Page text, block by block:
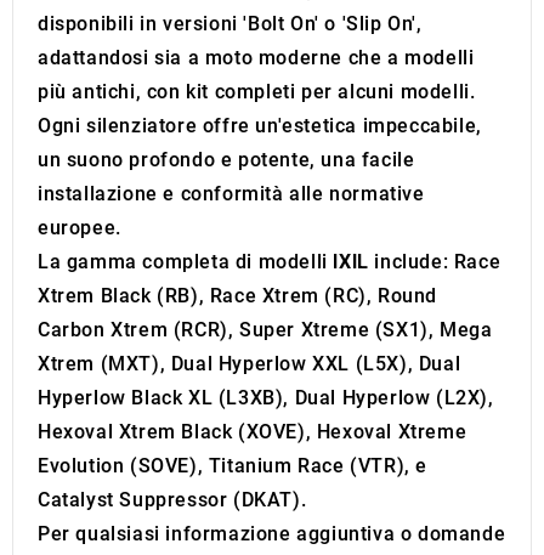
disponibili in versioni 'Bolt On' o 'Slip On',
adattandosi sia a moto moderne che a modelli
più antichi, con kit completi per alcuni modelli.
Ogni silenziatore offre un'estetica impeccabile,
un suono profondo e potente, una facile
installazione e conformità alle normative
europee.
La gamma completa di modelli IXIL include: Race
Xtrem Black (RB), Race Xtrem (RC), Round
Carbon Xtrem (RCR), Super Xtreme (SX1), Mega
Xtrem (MXT), Dual Hyperlow XXL (L5X), Dual
Hyperlow Black XL (L3XB), Dual Hyperlow (L2X),
Hexoval Xtrem Black (XOVE), Hexoval Xtreme
Evolution (SOVE), Titanium Race (VTR), e
Catalyst Suppressor (DKAT).
Per qualsiasi informazione aggiuntiva o domande